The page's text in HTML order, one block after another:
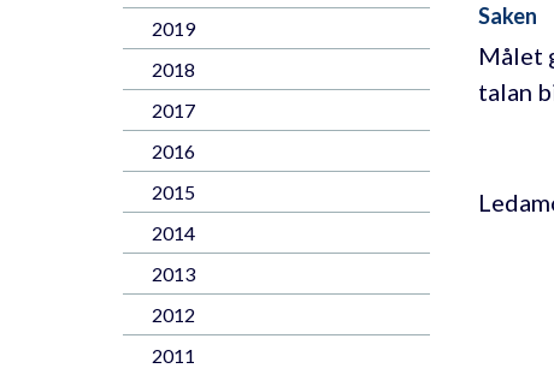
2019
2018
2017
2016
2015
2014
2013
2012
2011
Saken
Målet
talan